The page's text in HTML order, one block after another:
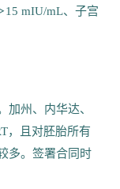
15 mIU/mL、子宫
加州、内华达、
，且对胚胎所有
多。签署合同时